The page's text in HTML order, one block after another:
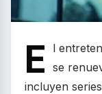
E
l
se
incluyen